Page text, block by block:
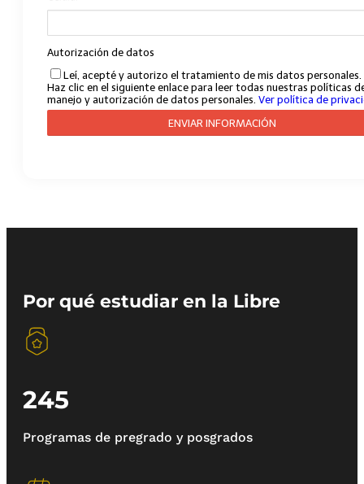
Por qué estudiar en la Libre
245
Programas de pregrado y posgrados